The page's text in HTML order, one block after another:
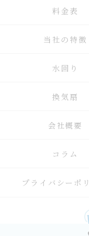
料金表
当社の特徴
水回り
換気扇
会社概要
コラム
プライバシーポ